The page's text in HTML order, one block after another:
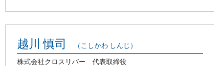
越川 慎司 （こしかわ しんじ）
株式会社クロスリバー 代表取締役